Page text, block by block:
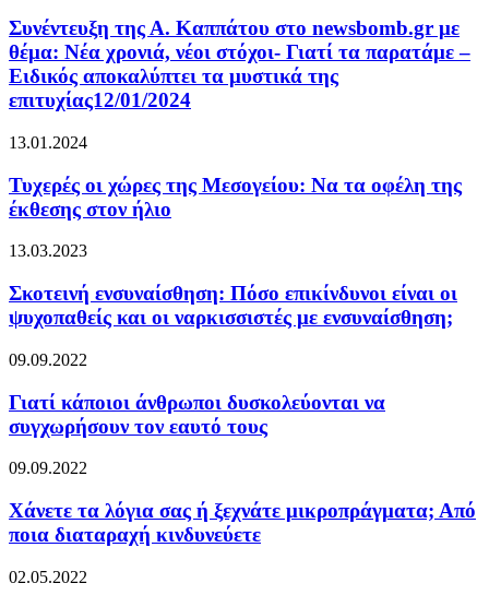
Συνέντευξη της Α. Καππάτου στο newsbomb.gr με
θέμα: Νέα χρονιά, νέοι στόχοι- Γιατί τα παρατάμε –
Ειδικός αποκαλύπτει τα μυστικά της
επιτυχίας12/01/2024
13.01.2024
Τυχερές οι χώρες της Μεσογείου: Να τα οφέλη της
έκθεσης στον ήλιο
13.03.2023
Σκοτεινή ενσυναίσθηση: Πόσο επικίνδυνοι είναι οι
ψυχοπαθείς και οι ναρκισσιστές με ενσυναίσθηση;
09.09.2022
Γιατί κάποιοι άνθρωποι δυσκολεύονται να
συγχωρήσουν τον εαυτό τους
09.09.2022
Χάνετε τα λόγια σας ή ξεχνάτε μικροπράγματα; Από
ποια διαταραχή κινδυνεύετε
02.05.2022